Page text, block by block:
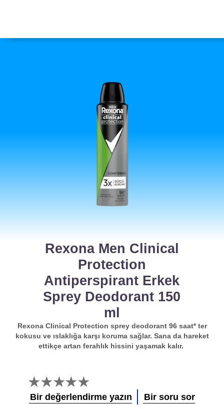
Rexona Men Clinical
Protection
Antiperspirant Erkek
Sprey Deodorant 150
ml
Rexona Clinical Protection sprey deodorant 96 saat* ter
kokusu ve ıslaklığa karşı koruma sağlar. Sana da hareket
ettikçe artan ferahlık hissini yaşamak kalır.
Bu
product
için
Bir değerlendirme yazın Bir soru sor